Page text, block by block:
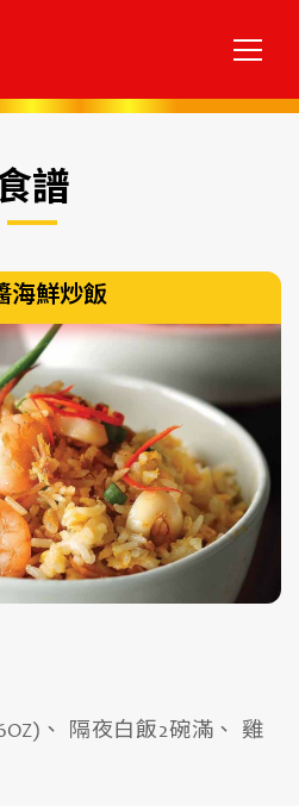
譜
海鮮炒飯
、 隔夜白飯2碗滿、 雞